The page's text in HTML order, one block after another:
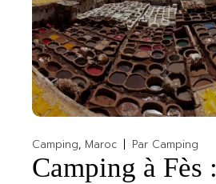
Camping Maroc Par Camping
Camping à Fès :